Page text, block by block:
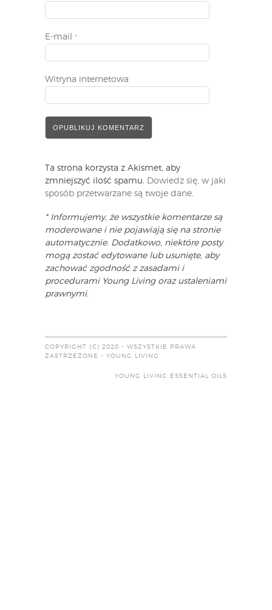
E-mail *
Witryna internetowa
Ta strona korzysta z Akismet, aby
zmniejszyć ilość spamu. Dowiedz się, w jaki
sposób przetwarzane są twoje dane.
* Informujemy, że wszystkie komentarze są
moderowane i nie pojawiają się na stronie
automatycznie. Dodatkowo, niektóre posty
mogą zostać edytowane lub usunięte, aby
zachować zgodność z zasadami i
procedurami Young Living oraz ustaleniami
prawnymi.
COPYRIGHT (C) 2020 - WSZYSTKIE PRAWA
ZASTRZEŻONE - YOUNG LIVING
YOUNG LIVING ESSENTIAL OILS